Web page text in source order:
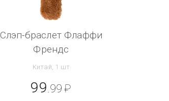
Слэп-браслет Флаффи
Френдс
Китай, 1 шт
99 .99 ₽